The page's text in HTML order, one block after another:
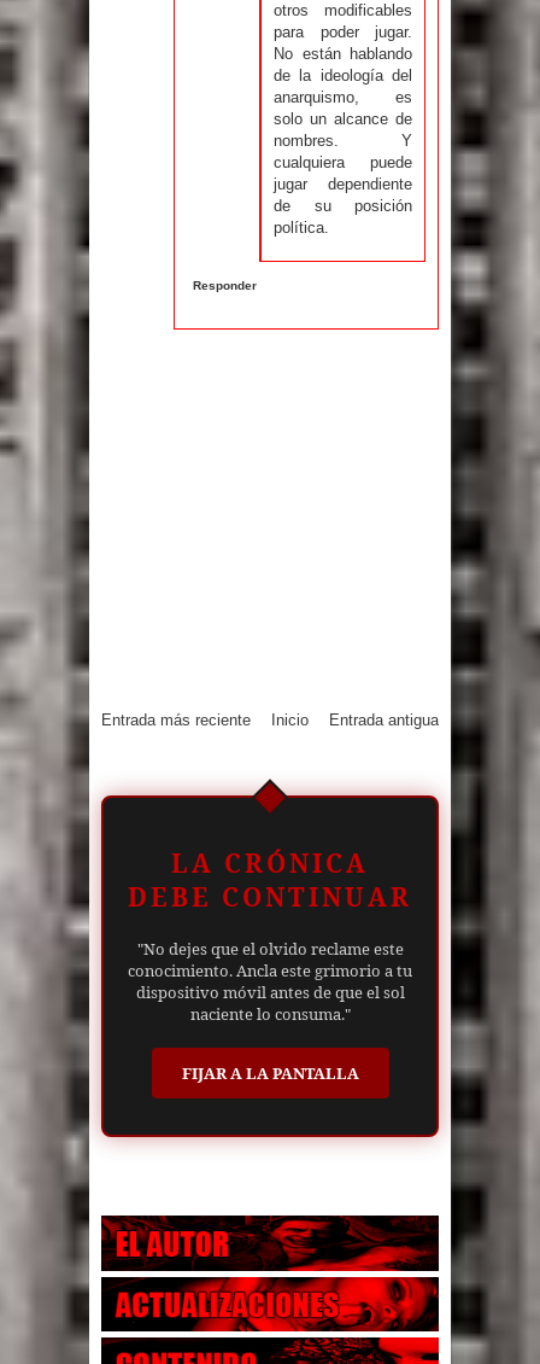
otros modificables
para poder jugar.
No están hablando
de la ideología del
anarquismo, es
solo un alcance de
nombres. Y
cualquiera puede
jugar dependiente
de su posición
política.
Responder
Entrada más reciente Entrada antigua
Inicio
LA CRÓNICA
DEBE CONTINUAR
"No dejes que el olvido reclame este
conocimiento. Ancla este grimorio a tu
dispositivo móvil antes de que el sol
naciente lo consuma."
FIJAR A LA PANTALLA